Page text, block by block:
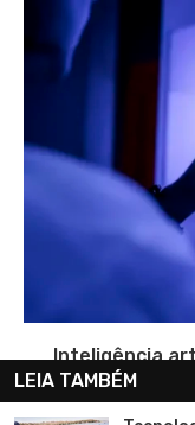
Inteligência
LEIA TAMBÉM